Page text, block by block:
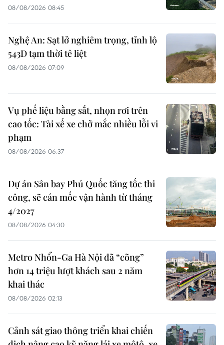
08/08/2026 08:45
Nghệ An: Sạt lở nghiêm trọng, tỉnh lộ
543D tạm thời tê liệt
08/08/2026 07:09
Vụ phế liệu bằng sắt, nhọn rơi trên
cao tốc: Tài xế xe chở mắc nhiều lỗi vi
phạm
08/08/2026 06:37
Dự án Sân bay Phú Quốc tăng tốc thi
công, sẽ cán mốc vận hành từ tháng
4/2027
08/08/2026 04:30
Metro Nhổn-Ga Hà Nội đã “cõng”
hơn 14 triệu lượt khách sau 2 năm
khai thác
08/08/2026 02:13
Cảnh sát giao thông triển khai chiến